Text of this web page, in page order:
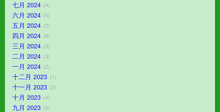
七月 2024 4
六月 2024 5
五月 2024 2
四月 2024 8
三月 2024 3
二月 2024 3
一月 2024 2
十二月 2023 1
十一月 2023 2
十月 2023 4
九月 2023 5